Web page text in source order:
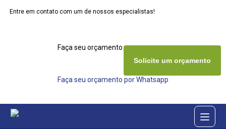
Entre em contato com um de nossos especialistas!
Faça seu orçamento agora mesmo
Faça seu orçamento por Whatsapp
Solicite um orçamento